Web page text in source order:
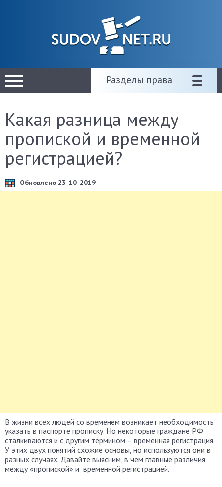
Разделы права
Какая разница между
пропиской и временной
регистрацией?
Обновлено 23-10-2019
В жизни всех людей со временем возникает необходимость
указать в паспорте прописку. Но некоторые граждане РФ
сталкиваются и с другим термином – временная регистрация.
У этих двух понятий схожие основы, но используются они в
разных случаях. Давайте выясним, в чем главные различия
между «пропиской» и временной регистрацией.